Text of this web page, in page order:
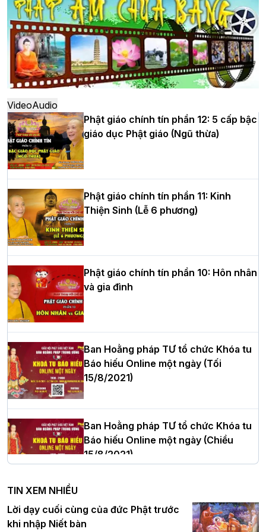
đô
Hà Nội: Ngày tu học cuối cùng khép lại
khóa sinh hoạt Phật pháp mùa hè lần
thứ XIV tại chùa Bằng
Học yêu thương trong ngày tu tập thứ
tư của Khóa sinh hoạt Phật pháp mùa
hè tại chùa Bằng
HT.Thích Thọ Lạc được suy cử làm tân
Trưởng BTS GHPGVN tỉnh Nghệ An
Hòa thượng Thích Quảng Tùng tái đắc
cử Trưởng BTS GHPGVN thành phố Hải
Phòng nhiệm kỳ 2026 – 2031
Thượng tọa Thích Tâm Chính được suy
cử tân Trưởng ban Trị sự GHPGVN tỉnh
Hà Nội: Tăng Ni Trường hạ Bồ Đề trang
nghiêm tác pháp Tiền an cư PL.2570 –
DL.2026
VideoAudio
Phật giáo chính tín phần 12: 5 cấp bậc
giáo dục Phật giáo (Ngũ thừa)
Phật giáo chính tín phần 11: Kinh
Thiện Sinh (Lễ 6 phương)
Phật giáo chính tín phần 10: Hôn nhân
và gia đình
Ban Hoằng pháp TƯ tổ chức Khóa tu
Báo hiếu Online một ngày (Tối
15/8/2021)
Ban Hoằng pháp TƯ tổ chức Khóa tu
Báo hiếu Online một ngày (Chiều
15/8/2021)
Ban Hoằng pháp TƯ tổ chức Khóa tu
Báo hiếu Online một ngày (Sáng
TIN XEM NHIỀU
Lời dạy cuối cùng của đức Phật trước
khi nhập Niết bàn